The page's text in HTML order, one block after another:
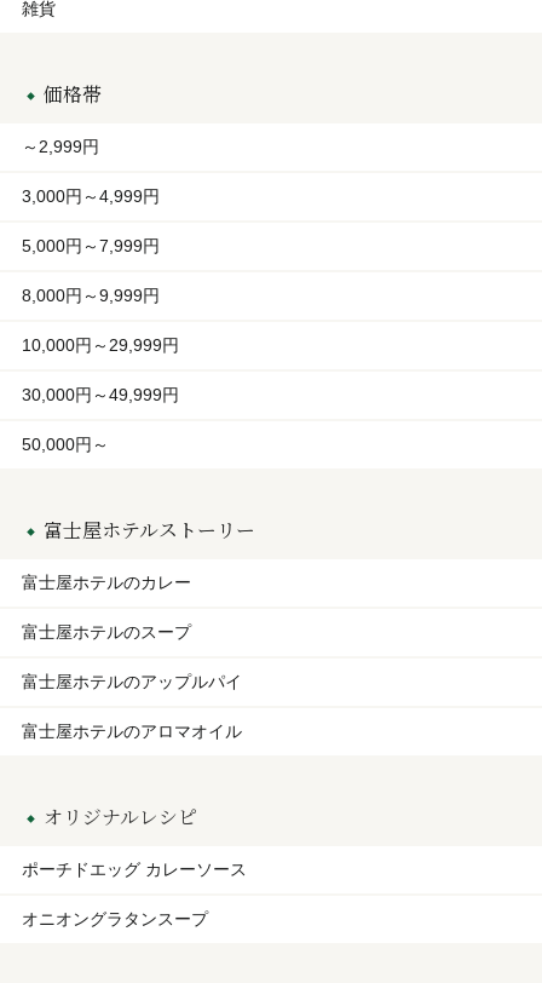
雑貨
価格帯
～2,999円
3,000円～4,999円
5,000円～7,999円
8,000円～9,999円
10,000円～29,999円
30,000円～49,999円
50,000円～
富士屋ホテルストーリー
富士屋ホテルのカレー
富士屋ホテルのスープ
富士屋ホテルのアップルパイ
富士屋ホテルのアロマオイル
オリジナルレシピ
ポーチドエッグ カレーソース
オニオングラタンスープ